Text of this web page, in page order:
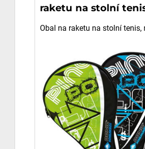
raketu na stolní
Obal na raketu na stolní tenis,